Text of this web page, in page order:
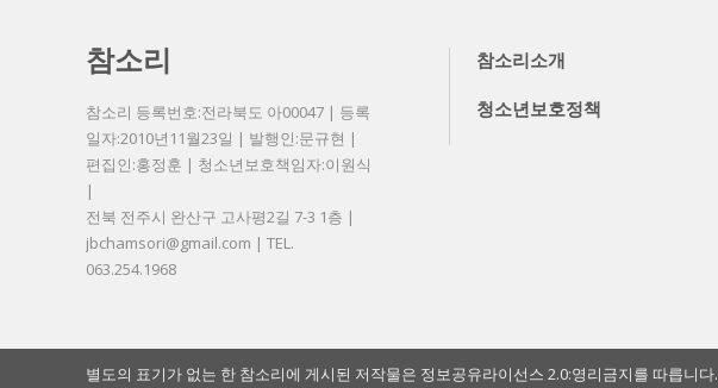
참소리
참소리 등록번호:전라북도 아00047 | 등록
일자:2010년11월23일 | 발행인:문규현 |
편집인:홍정훈 | 청소년보호책임자:이원식
|
전북 전주시 완산구 고사평2길 7-3 1층 |
jbchamsori@gmail.com | TEL.
063.254.1968
참소리소개
청소년보호정책
별도의 표기가 없는 한 참소리에 게시된 저작물은 정보공유라이선스 2.0:영리금지를 따릅니다.